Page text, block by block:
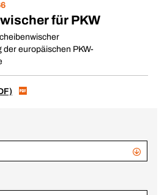
für PKW
der europäischen PKW-